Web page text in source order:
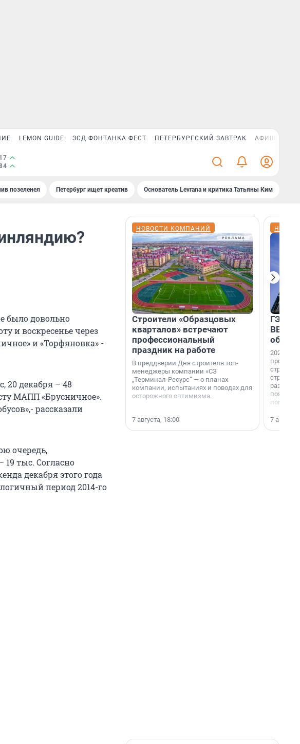
LEMON GUIDE ЗСД ФОНТАНКА ФЕСТ ПЕТЕРБУРГСКИЙ ЗАВТРАК АФИША PLUS
позеленел Петербург ищет креатив Основатель Levrana и критика Татьяны Ким
было довольно
и воскресенье через
и «Торфяновка» -
20 декабря – 48
МАПП «Брусничное».
рассказали
очередь,
19 тыс. Согласно
декабря этого года
период 2014-го
НОВОСТИ КОМПАНИЙ
Строители «Образцовых
кварталов» встречают
профессиональный
праздник на работе
В преддверии Дня строителя топ-
менеджеры компании «СЗ
„Терминал-Ресурс“ — о планах
компании, испытаниях и поводах для
осторожного оптимизма.
7 августа, 18:00
ГЭС,
ВВП: в
об
2026-й —
раз. В
7